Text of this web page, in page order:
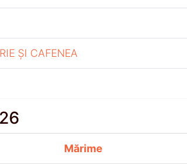
ȘI CAFENEA
Mărime